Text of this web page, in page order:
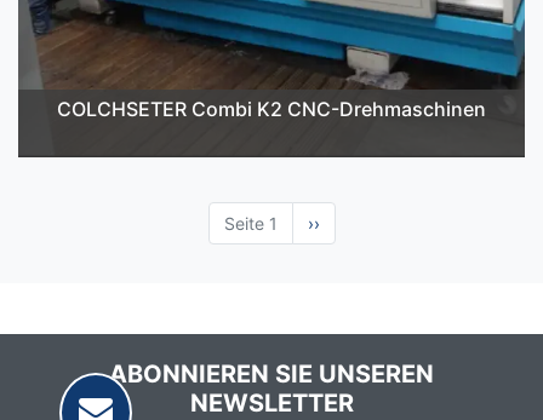
COLCHSETER Combi K2 CNC-Drehmaschinen
Seite 1
Nächste
Seite
››
ABONNIEREN SIE UNSEREN
NEWSLETTER